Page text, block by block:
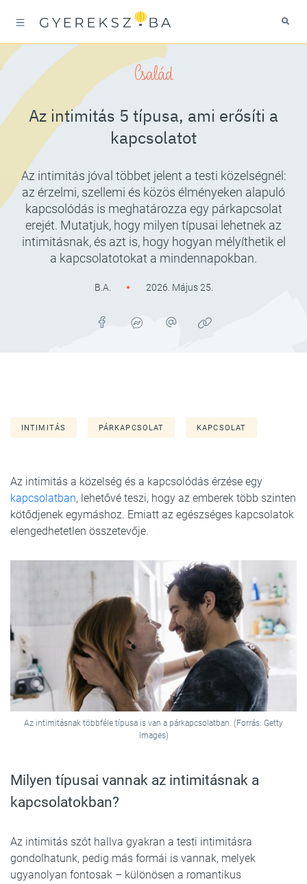
Család
Az intimitás 5 típusa, ami erősíti a
kapcsolatot
Az intimitás jóval többet jelent a testi közelségnél:
az érzelmi, szellemi és közös élményeken alapuló
kapcsolódás is meghatározza egy párkapcsolat
erejét. Mutatjuk, hogy milyen típusai lehetnek az
intimitásnak, és azt is, hogy hogyan mélyíthetik el
a kapcsolatotokat a mindennapokban.
B.A. 2026. Május 25.
INTIMITÁS PÁRKAPCSOLAT KAPCSOLAT
Az intimitás a közelség és a kapcsolódás érzése egy
kapcsolatban, lehetővé teszi, hogy az emberek több szinten
kötődjenek egymáshoz. Emiatt az egészséges kapcsolatok
elengedhetetlen összetevője.
Az intimitásnak többféle típusa is van a párkapcsolatban. (Forrás: Getty
Images)
Milyen típusai vannak az intimitásnak a
kapcsolatokban?
Az intimitás szót hallva gyakran a testi intimitásra
gondolhatunk, pedig más formái is vannak, melyek
ugyanolyan fontosak – különösen a romantikus